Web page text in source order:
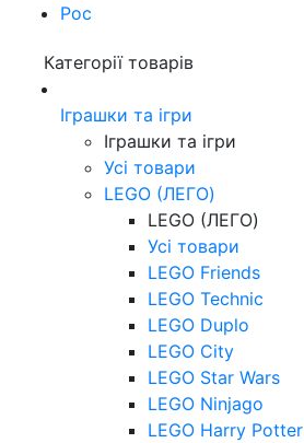
Рос
Категорії товарів
Іграшки та ігри
Іграшки та ігри
Усі товари
LEGO (ЛЕГО)
LEGO (ЛЕГО)
Усі товари
LEGO Friends
LEGO Technic
LEGO Duplo
LEGO City
LEGO Star Wars
LEGO Ninjago
LEGO Harry Potter